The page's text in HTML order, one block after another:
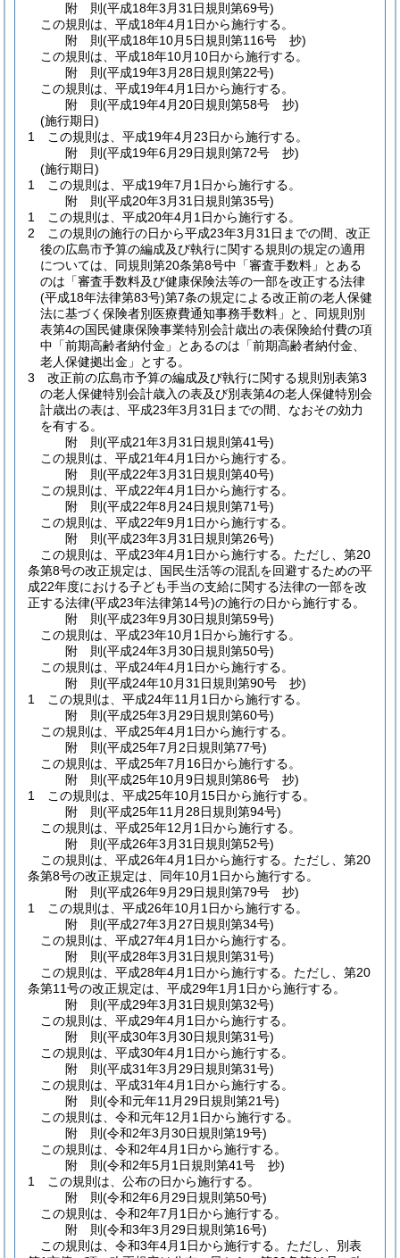
附 則(平成18年3月31日規則第69号)
この規則は、平成18年4月1日から施行する。
附 則(平成18年10月5日規則第116号 抄)
この規則は、平成18年10月10日から施行する。
附 則(平成19年3月28日規則第22号)
この規則は、平成19年4月1日から施行する。
附 則(平成19年4月20日規則第58号 抄)
(施行期日)
1
この規則は、平成19年4月23日から施行する。
附 則(平成19年6月29日規則第72号 抄)
(施行期日)
1
この規則は、平成19年7月1日から施行する。
附 則(平成20年3月31日規則第35号)
1
この規則は、平成20年4月1日から施行する。
2
この規則の施行の日から平成23年3月31日までの間、改正
後の広島市予算の編成及び執行に関する規則の規定の適用
については、同規則第20条第8号中「審査手数料」とある
のは「審査手数料及び健康保険法等の一部を改正する法律
(平成18年法律第83号)第7条の規定による改正前の老人保健
法に基づく保険者別医療費通知事務手数料」と、同規則別
表第4の国民健康保険事業特別会計歳出の表保険給付費の項
中「前期高齢者納付金」とあるのは「前期高齢者納付金、
老人保健拠出金」とする。
3
改正前の広島市予算の編成及び執行に関する規則別表第3
の老人保健特別会計歳入の表及び別表第4の老人保健特別会
計歳出の表は、平成23年3月31日までの間、なおその効力
を有する。
附 則(平成21年3月31日規則第41号)
この規則は、平成21年4月1日から施行する。
附 則(平成22年3月31日規則第40号)
この規則は、平成22年4月1日から施行する。
附 則(平成22年8月24日規則第71号)
この規則は、平成22年9月1日から施行する。
附 則(平成23年3月31日規則第26号)
この規則は、平成23年4月1日から施行する。 ただし、第20
条第8号の改正規定は、国民生活等の混乱を回避するための平
成22年度における子ども手当の支給に関する法律の一部を改
正する法律(平成23年法律第14号)の施行の日から施行する。
附 則(平成23年9月30日規則第59号)
この規則は、平成23年10月1日から施行する。
附 則(平成24年3月30日規則第50号)
この規則は、平成24年4月1日から施行する。
附 則(平成24年10月31日規則第90号 抄)
1
この規則は、平成24年11月1日から施行する。
附 則(平成25年3月29日規則第60号)
この規則は、平成25年4月1日から施行する。
附 則(平成25年7月2日規則第77号)
この規則は、平成25年7月16日から施行する。
附 則(平成25年10月9日規則第86号 抄)
1
この規則は、平成25年10月15日から施行する。
附 則(平成25年11月28日規則第94号)
この規則は、平成25年12月1日から施行する。
附 則(平成26年3月31日規則第52号)
この規則は、平成26年4月1日から施行する。 ただし、第20
条第8号の改正規定は、同年10月1日から施行する。
附 則(平成26年9月29日規則第79号 抄)
1
この規則は、平成26年10月1日から施行する。
附 則(平成27年3月27日規則第34号)
この規則は、平成27年4月1日から施行する。
附 則(平成28年3月31日規則第31号)
この規則は、平成28年4月1日から施行する。 ただし、第20
条第11号の改正規定は、平成29年1月1日から施行する。
附 則(平成29年3月31日規則第32号)
この規則は、平成29年4月1日から施行する。
附 則(平成30年3月30日規則第31号)
この規則は、平成30年4月1日から施行する。
附 則(平成31年3月29日規則第31号)
この規則は、平成31年4月1日から施行する。
附 則(令和元年11月29日規則第21号)
この規則は、令和元年12月1日から施行する。
附 則(令和2年3月30日規則第19号)
この規則は、令和2年4月1日から施行する。
附 則(令和2年5月1日規則第41号 抄)
1
この規則は、公布の日から施行する。
附 則(令和2年6月29日規則第50号)
この規則は、令和2年7月1日から施行する。
附 則(令和3年3月29日規則第16号)
この規則は、令和3年4月1日から施行する。 ただし、別表